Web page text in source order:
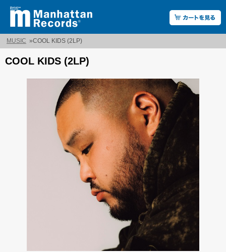
MUSIC »COOL KIDS (2LP)
COOL KIDS (2LP)